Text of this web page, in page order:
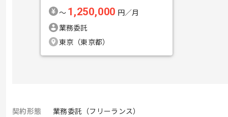
〜 1,250,000 円／月
業務委託
東京（東京都）
契約形態
業務委託（フリーランス）